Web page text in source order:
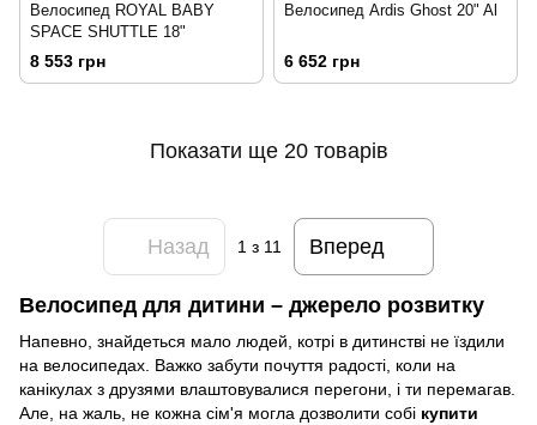
Велосипед ROYAL BABY
SPACE SHUTTLE 18"
8 553 грн
Велосипед Ardis Ghost 20" Al
6 652 грн
Показати ще 20 товарів
Назад 1 з 11 Вперед
Велосипед для дитини – джерело розвитку
Напевно, знайдеться мало людей, котрі в дитинстві не їздили
на велосипедах. Важко забути почуття радості, коли на
канікулах з друзями влаштовувалися перегони, і ти перемагав.
Але, на жаль, не кожна сім'я могла дозволити собі купити